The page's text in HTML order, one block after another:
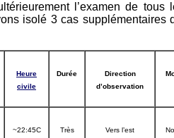
l’examen de
isolé 3 cas supplémentaires
Heure
civile
Durée
Direction
d’observation
~22:45C
Très
Vers l’est